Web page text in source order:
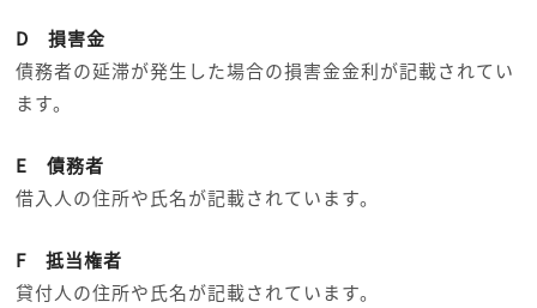
D 損害金
債務者の延滞が発生した場合の損害金金利が記載されてい
ます。
E 債務者
借入人の住所や氏名が記載されています。
F 抵当権者
貸付人の住所や氏名が記載されています。